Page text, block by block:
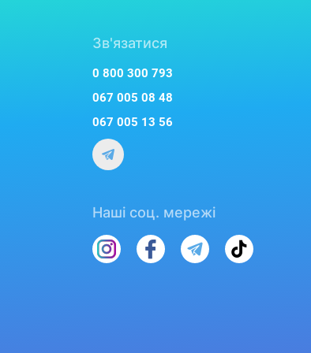
Зв'язатися
0 800 300 793
067 005 08 48
067 005 13 56
Наші соц. мережі